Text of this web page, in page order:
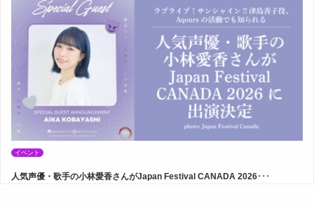
イベント
人気声優・歌手の小林愛香さんがJapan Festival CANADA 2026･･･